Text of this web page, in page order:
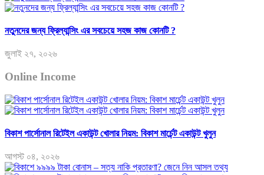
নতুনদের জন্য ফ্রিল্যান্সিং এর সবচেয়ে সহজ কাজ কোনটি ?
জুলাই ২৭, ২০২৬
Online Income
বিকাশ পার্সোনাল রিটেইল একাউন্ট খোলার নিয়ম: বিকাশ মার্চেন্ট একাউন্ট খুলুন
আগস্ট ০৪, ২০২৬